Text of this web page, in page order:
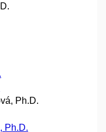
Ph.D.
Ph.D.